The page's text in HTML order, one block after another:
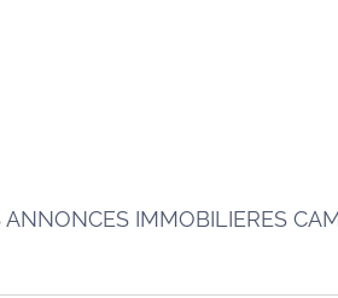
IMMOBILIERES